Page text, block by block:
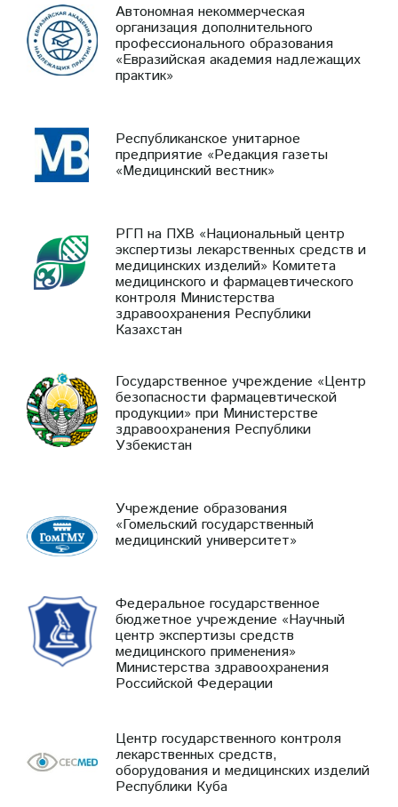
Автономная некоммерческая
организация дополнительного
профессионального образования
«Евразийская академия надлежащих
практик»
Республиканское унитарное
предприятие «Редакция газеты
«Медицинский вестник»
РГП на ПХВ «Национальный центр
экспертизы лекарственных средств и
медицинских изделий» Комитета
медицинского и фармацевтического
контроля Министерства
здравоохранения Республики
Казахстан
Государственное учреждение «Центр
безопасности фармацевтической
продукции» при Министерстве
здравоохранения Республики
Узбекистан
Учреждение образования
«Гомельский государственный
медицинский университет»
Федеральное государственное
бюджетное учреждение «Научный
центр экспертизы средств
медицинского применения»
Министерства здравоохранения
Российской Федерации
Центр государственного контроля
лекарственных средств,
оборудования и медицинских изделий
Республики Куба